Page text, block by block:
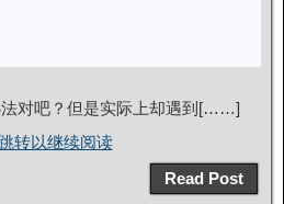
对吧？但是实际上却遇到[……]
转以继续阅读
Read Post